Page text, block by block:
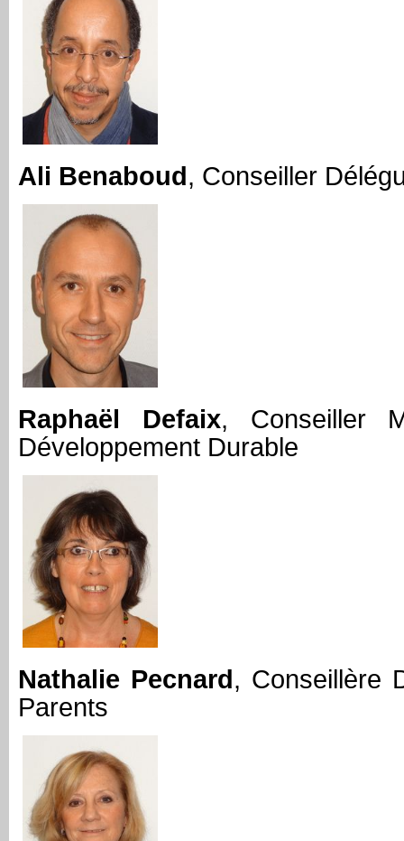
Ali Benaboud, Conseiller
Raphaël Defaix, Conseiller
Développement Durable
Nathalie Pecnard, Conseillère
Parents